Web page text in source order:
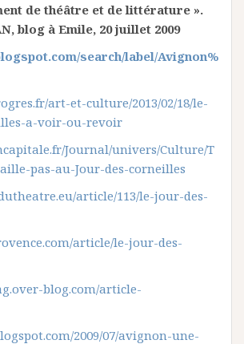
de théâtre et de littérature ».
blog à Emile, 20 juillet 2009
search/label/Avignon%
art-et-culture/2013/02/18/le-
a-voir-ou-revoir
Journal/univers/Culture/T
pas-au-Jour-des-corneilles
article/113/le-jour-des-
article/le-jour-des-
blog.com/article-
2009/07/avignon-une-